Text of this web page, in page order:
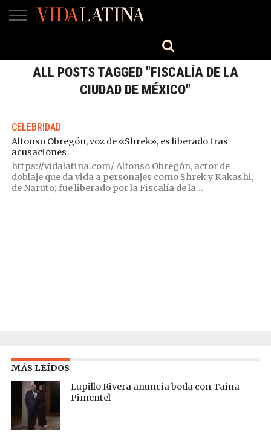
TV
ALL POSTS TAGGED "FISCALÍA DE LA
CIUDAD DE MÉXICO"
CELEBRIDAD
Alfonso Obregón, voz de «Shrek», es liberado tras
acusaciones
https://vidalatina.com/ Alfonso Obregón, actor de
doblaje que da vida a personajes como Shrek y Kakashi,
de Naruto; fue liberado por la Fiscalía de la...
MÁS LEÍDOS
Lupillo Rivera anuncia boda con Taina
Pimentel